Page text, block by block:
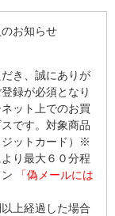
お知らせ
き、誠にありが
録が必須となり
ット上でのお買
です。対象商品
ジットカード）※
り最大６０分程
「偽メールには
上経過した場合